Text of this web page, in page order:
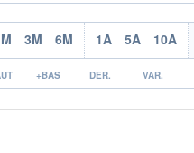
3M 6M 1A 5A 10A
+BAS DER. VAR.